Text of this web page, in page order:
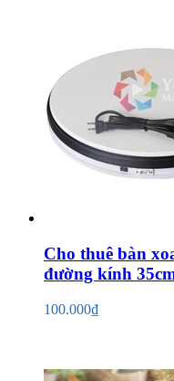
Cho thuê bàn
đường kính
100.000₫